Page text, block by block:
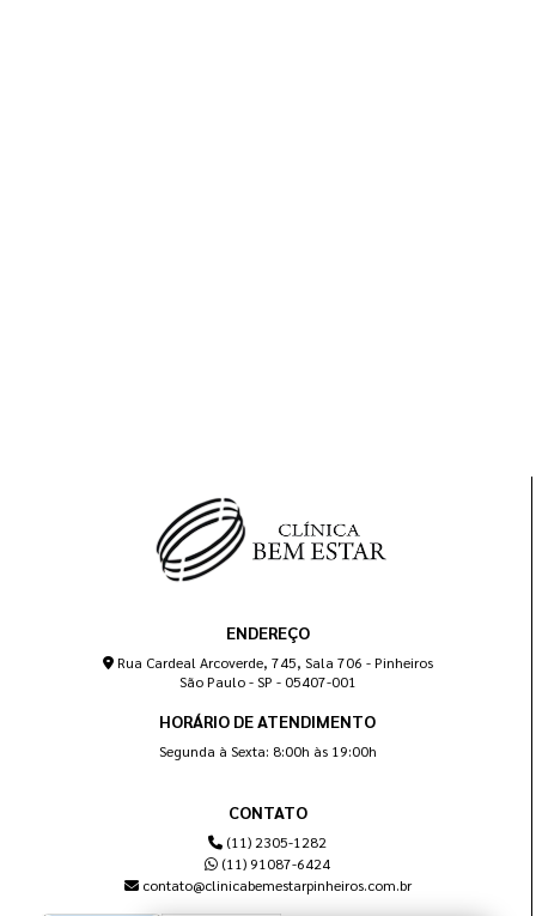
ENDEREÇO
Rua Cardeal Arcoverde, 745, Sala 706 - Pinheiros
São Paulo - SP - 05407-001
HORÁRIO DE ATENDIMENTO
Segunda à Sexta: 8:00h às 19:00h
CONTATO
(11) 2305-1282
(11) 91087-6424
contato@clinicabemestarpinheiros.com.br